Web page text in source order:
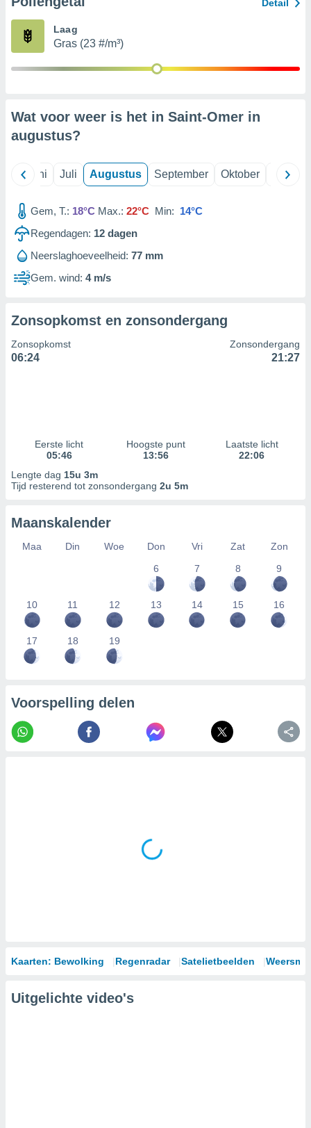
partners
Detail
Laag
Gras (23 #/m³)
Wat voor weer is het in Saint-Omer in
augustus?
Juni Juli Augustus September Oktober
Gem, T.: 18°C Max.: 22°C Min: 14°C
Regendagen: 12 dagen
Neerslaghoeveelheid: 77 mm
Gem. wind: 4 m/s
Zonsopkomst en zonsondergang
Zonsopkomst
06:24
Zonsondergang
21:27
Eerste licht
05:46
Hoogste punt
13:56
Laatste licht
22:06
Lengte dag 15u 3m
Tijd resterend tot zonsondergang 2u 5m
Maanskalender
Maa Din Woe Don Vri Zat
Zon
6
7 8 9
10 11 12 13 14 15 16
17 18 19
Voorspelling delen
Kaarten: Bewolking Regenradar Satelietbeelden
Uitgelichte video's